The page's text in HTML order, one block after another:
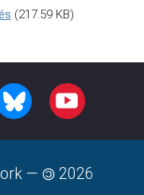
(217.59 KB)
BLUESKY YOUTUBE
— 2026